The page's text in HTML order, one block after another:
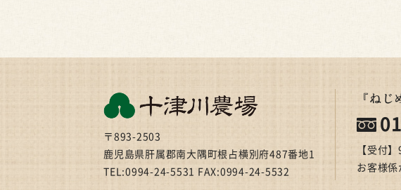
〒893-2503
鹿児島県肝属郡南大隅町根占横別府487番地1
TEL:0994-24-5531 FAX:0994-24-5532
『ね
【受付
お客様